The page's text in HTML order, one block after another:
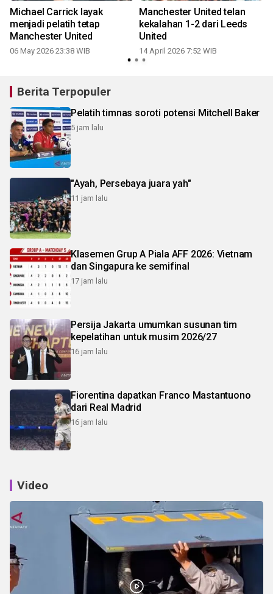
Michael Carrick layak
menjadi pelatih tetap
Manchester United
06 May 2026 23:38 WIB
Manchester United telan
kekalahan 1-2 dari Leeds
United
14 April 2026 7:52 WIB
Berita Terpopuler
Pelatih timnas soroti potensi Mitchell Baker
5 jam lalu
"Ayah, Persebaya juara yah"
11 jam lalu
Klasemen Grup A Piala AFF 2026: Vietnam
dan Singapura ke semifinal
17 jam lalu
Persija Jakarta umumkan susunan tim
kepelatihan untuk musim 2026/27
16 jam lalu
Fiorentina dapatkan Franco Mastantuono
dari Real Madrid
16 jam lalu
Video